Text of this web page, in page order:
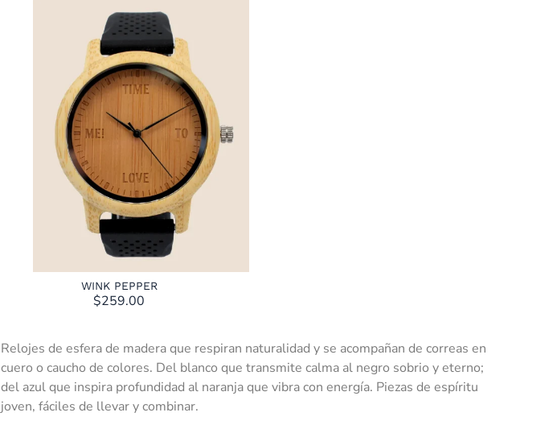
WINK PEPPER
$259.00
Relojes de esfera de madera que respiran naturalidad y se acompañan de correas en
cuero o caucho de colores. Del blanco que transmite calma al negro sobrio y eterno;
del azul que inspira profundidad al naranja que vibra con energía. Piezas de espíritu
joven, fáciles de llevar y combinar.